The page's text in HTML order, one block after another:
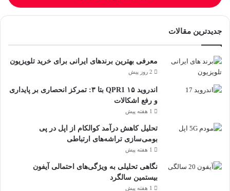
جدیدترین مقالات
معرفی بهترین برندهای ایرانی برای خرید تلویزیون
2 روز پیش
اندروید ۱۵ QPR1 بتا ۳: تمرکز انحصاری بر پایداری
و رفع اشکالات
1 هفته پیش
تحلیل کاهش درآمد کوالکام از اپل در پی
بومی‌سازی تراشه‌های ارتباطی
1 هفته پیش
نگاهی تحلیلی به ویژگی‌های احتمالی آیفون
بیستمین سالگرد
1 هفته پیش